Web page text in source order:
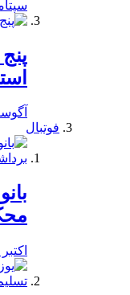
سپتامبر
آگوست
فوتبال
اکتبر 15, 2019